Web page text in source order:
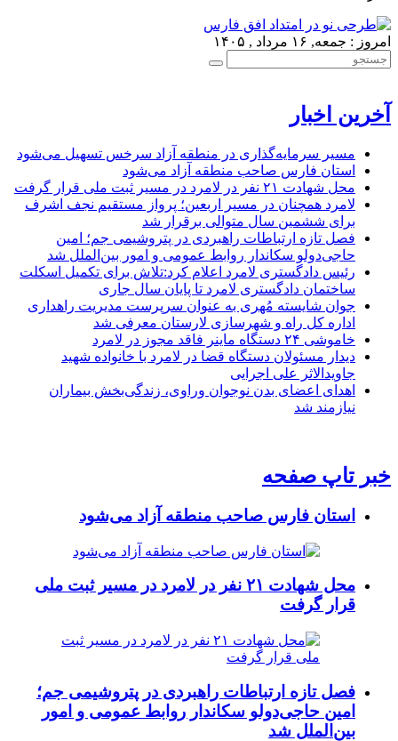
امروز : جمعه, ۱۶ مرداد , ۱۴۰۵
آخرین اخبار
مسیر سرمایه‌گذاری در منطقه آزاد سرخس تسهیل می‌شود
استان فارس صاحب منطقه آزاد می‌شود
محل شهادت ۲۱ نفر در لامرد در مسیر ثبت ملی قرار گرفت
لامرد همچنان در مسیر اربعین؛ پرواز مستقیم نجف اشرف
برای ششمین سال متوالی برقرار شد
فصل تازه ارتباطات راهبردی در پتروشیمی جم؛ امین
حاجی‌دولو سکاندار روابط عمومی و امور بین‌الملل شد
رئیس دادگستری لامرد اعلام کرد:تلاش برای تکمیل اسکلت
ساختمان دادگستری لامرد تا پایان سال جاری
جوان شایسته مُهری به عنوان سرپرست مدیریت راهداری
اداره کل راه و شهرسازی لارستان معرفی شد
خاموشی ۲۴ دستگاه ماینر فاقد مجوز در لامرد
دیدار مسئولان دستگاه قضا در لامرد با خانواده شهید
جاویدالاثر علی اجرایی
اهدای اعضای بدن نوجوان وراوی، زندگی‌بخش بیماران
نیازمند شد
خبر تاپ صفحه
استان فارس صاحب منطقه آزاد می‌شود
محل شهادت ۲۱ نفر در لامرد در مسیر ثبت ملی
قرار گرفت
فصل تازه ارتباطات راهبردی در پتروشیمی جم؛
امین حاجی‌دولو سکاندار روابط عمومی و امور
بین‌الملل شد